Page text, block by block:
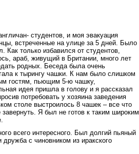
студентов, и моя эвакуация
встреченные на улице за 5 дней. Было
Как только избавился от студентов,
араб, живущий в Британии, много лет
родных. Беседа была очень
к тырингу чашки. К нам было слишком
гостям, пьющим 5-ю чашку,
идея пришла в голову и я рассказал
потребовать у хозяина заведения
столе выстроилось 8 чашек – все что
Я был не готов к таким широким
всего интересного. Был долгий пьяный
с чиновником из иракского